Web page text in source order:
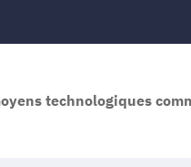
technologiques